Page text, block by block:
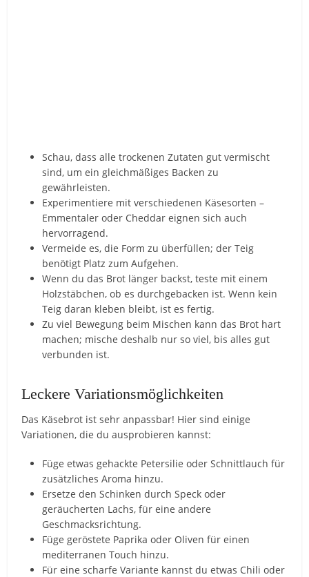
Schau, dass alle trockenen Zutaten gut vermischt
sind, um ein gleichmäßiges Backen zu
gewährleisten.
Experimentiere mit verschiedenen Käsesorten –
Emmentaler oder Cheddar eignen sich auch
hervorragend.
Vermeide es, die Form zu überfüllen; der Teig
benötigt Platz zum Aufgehen.
Wenn du das Brot länger backst, teste mit einem
Holzstäbchen, ob es durchgebacken ist. Wenn kein
Teig daran kleben bleibt, ist es fertig.
Zu viel Bewegung beim Mischen kann das Brot hart
machen; mische deshalb nur so viel, bis alles gut
verbunden ist.
Leckere Variationsmöglichkeiten
Das Käsebrot ist sehr anpassbar! Hier sind einige
Variationen, die du ausprobieren kannst:
Füge etwas gehackte Petersilie oder Schnittlauch für
zusätzliches Aroma hinzu.
Ersetze den Schinken durch Speck oder
geräucherten Lachs, für eine andere
Geschmacksrichtung.
Füge geröstete Paprika oder Oliven für einen
mediterranen Touch hinzu.
Für eine scharfe Variante kannst du etwas Chili oder